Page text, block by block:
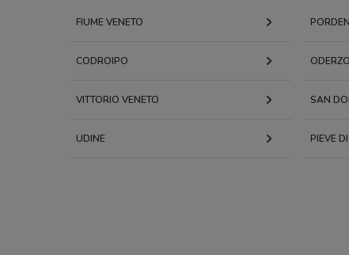
FIUME VENETO
CODROIPO ODERZO
VITTORIO VENETO SAN
UDINE PIEVE